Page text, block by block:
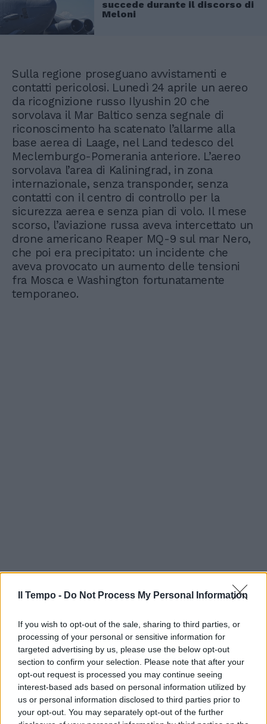
Il Tempo - Do Not Process My Personal Information
If you wish to opt-out of the sale, sharing to third parties, or
processing of your personal or sensitive information for
targeted advertising by us, please use the below opt-out
section to confirm your selection. Please note that after your
opt-out request is processed you may continue seeing
interest-based ads based on personal information utilized by
us or personal information disclosed to third parties prior to
your opt-out. You may separately opt-out of the further
succede durante il discorso di
Meloni
Sulla regione proseguano avvistamenti e
contatti pericolosi. Lunedì 24 aprile un aereo
da ricognizione russo Ilyushin 20 che
sorvolava il Mar Baltico senza segnale di
riconoscimento ha scatenato l’allarme alla
base aerea di Laage, nel Land tedesco del
Meclemburgo-Pomerania anteriore. L’aereo
sorvolava l’area di Kaliningrad, in zona
internazionale, senza transponder, senza
contatti con il centro di controllo per la
sicurezza aerea e senza pian di volo. Il mese
scorso, l’aviazione russa aveva intercettato un
drone americano Reaper MQ-9 sul mar Nero,
che poi era precipitato: un incidente che
aveva provocato un aumento delle tensioni
fra Mosca e Washington fortunatamente
temporaneo.